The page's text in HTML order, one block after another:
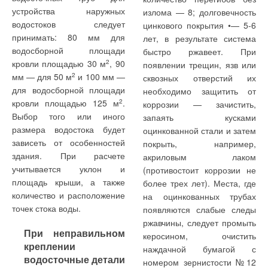
устройства наружных
водостоков следует
принимать: 80 мм для
водосборной площади
кровли площадью 30 м2, 90
мм — для 50 м2 и 100 мм —
для водосборной площади
кровли площадью 125 м2.
Выбор того или иного
размера водостока будет
зависеть от особенностей
здания. При расчете
учитывается уклон и
площадь крыши, а также
количество и расположение
точек стока воды.
При неправильном
креплении
водосточные детали
излома — 8; долговечность
цинкового покрытия •— 5-6
лет, в результате система
быстро ржавеет. При
появлении трещин, язв или
сквозных отверстий их
необходимо защитить от
коррозии — зачистить,
запаять кусками
оцинкованной стали и затем
покрыть, например,
акриловым лаком
(противостоит коррозии не
более трех лет). Места, где
на оцинкованных трубах
появляются слабые следы
ржавчины, следует промыть
керосином, очистить
наждачной бумагой с
номером зернистости №12
Помимо блоков FDU-F,
еще с 2005 г. в линейку
мультизональных систем KX
входят так называемые
приточно-вытяжные
установки с рекуператором
— SAF. Однако, эти
установки не имеют
возможности поддержания
определенной температуры
в обслуживаемом
помещении, у них просто
нет для этого достаточных
средств.
Учтя все перечисленные
более возрастающие
требования рынка,
японский производитель
диспетчеризации, что
удобно с точки зрения
последующей эксплуатации
системы.
Кроме блока SAF DX Kit,
в 2011 г. MHI предложит
еще один, более
интересный аксессуар —
так называемый EEV Kit. Он
состоит из блока
управляющей электроники
и набора расширительных
клапанов и представляет
собой универсальное, «все
в одном» решение для
подключения наружных
блоков VRF-систем к
секциям охлаждения
вентиляционных установок
Читайте по теме:
Международный концерн KSB - 150 лет опыта,
изобретений и инноваций
ЖУРНАЛ СОК 2021
→ Арматура KSB для систем ОВК зданий и сооружений
ЖУРНАЛ СОК ДЕКАБРЬ 2020
→ 15 лет ООО «КСБ»
ЖУРНАЛ СОК ИЮЛЬ 2020
→
Новейшее поколение незасоряемых канализационных
ЖУРНАЛ СОК МАЙ 2020
→ KSB в России: итоги, планы, перспективы
Уведомления отключены